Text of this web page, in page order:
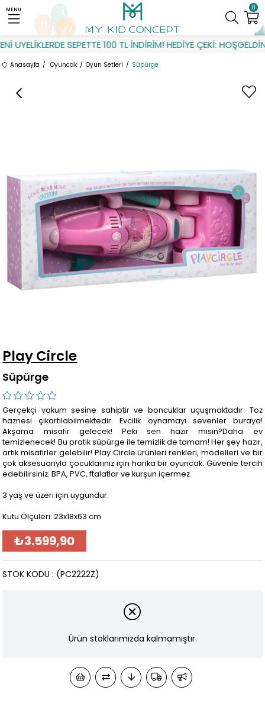
ÜYELİKLERDE SEPETTE 100 TL İNDİRİM! HEDİYE ÇEKİ: HOŞGELDİN
0
MENU
Anasayfa Oyuncak Oyun Setleri Süpürge
Play Circle
Süpürge
Gerçekçi vakum sesine sahiptir ve boncuklar uçuşmaktadır. Toz
haznesi çıkartılabilmektedir. Evcilik oynamayı sevenler buraya!
Akşama misafir gelecek! Peki sen hazır mısın?Daha ev
temizlenecek! Bu pratik süpürge ile temizlik de tamam! Her şey hazır,
artık misafirler gelebilir! Play Circle ürünleri renkleri, modelleri ve bir
çok aksesuarıyla çocuklarınız için harika bir oyuncak. Güvenle tercih
edebilirsiniz. BPA, PVC, ftalatlar ve kurşun içermez.
3 yaş ve üzeri için uygundur.
Kutu Ölçüleri: 23x18x63 cm
₺3.599,90
(PC2222Z)
STOK KODU
Ürün stoklarımızda kalmamıştır.